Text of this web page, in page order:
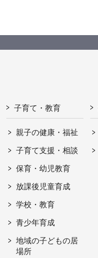
子育て・教育
親子の健康・福祉
子育て支援・相談
保育・幼児教育
放課後児童育成
学校・教育
青少年育成
地域の子どもの居
場所